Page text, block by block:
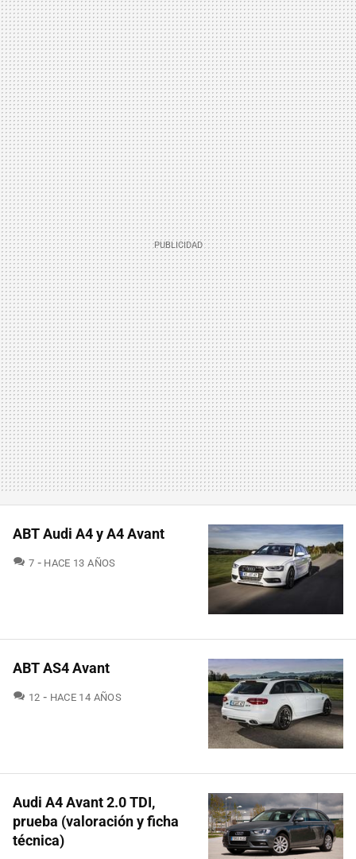
ABT Audi A4 y A4 Avant
7 COMENTARIOS
HACE 13 AÑOS
ABT AS4 Avant
12 COMENTARIOS
HACE 14 AÑOS
Audi A4 Avant 2.0 TDI,
prueba (valoración y ficha
técnica)